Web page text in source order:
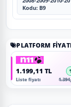
Kodu: B9
PLATFORM
1.199,11 TL
Liste fiyatı